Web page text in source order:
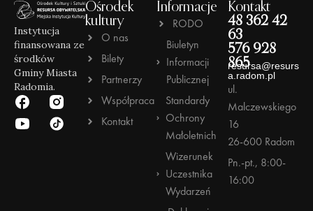
Instytucja
finansowana ze
środków
Gminy Miasta
Radomia.
Ośrodek
kultury
O nas
Bilety
Partnerzy
Współpraca
Kontakt
Informacje
RODO
Biuletyn
Informacji
Publicznej
Standardy
Ochrony
Małoletnich
Wizerunek
Uczestnika
Wydarzeń
Kontakt
48 362 42
63
576 928
865
resursa@resurs
a.radom.pl
ul.
Malczewskiego
16
26-600 Radom
Pn.-pt., 8:00-
16:00